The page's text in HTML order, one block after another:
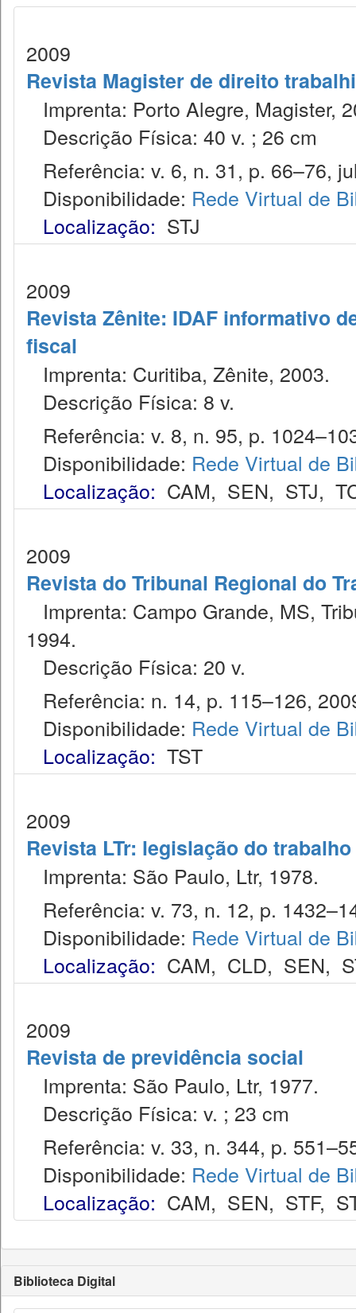
2009
Revista Magister de direito
Imprenta: Porto Alegre, Magister,
Descrição Física: 40 v. ; 26 cm
Referência: v. 6, n. 31, p. 66–76,
Disponibilidade: Rede Virtual de
Localização: STJ
2009
Revista Zênite: IDAF informativo
fiscal
Imprenta: Curitiba, Zênite, 2003.
Descrição Física: 8 v.
Referência: v. 8, n. 95, p.
Disponibilidade: Rede Virtual de
Localização: CAM, SEN, STJ,
2009
Revista do Tribunal Regional do
Imprenta: Campo Grande, MS,
1994.
Descrição Física: 20 v.
Referência: n. 14, p. 115–126,
Disponibilidade: Rede Virtual de
Localização: TST
2009
Revista LTr: legislação do trabalho
Imprenta: São Paulo, Ltr, 1978.
Referência: v. 73, n. 12, p.
Disponibilidade: Rede Virtual de
Localização: CAM, CLD, SEN,
2009
Revista de previdência social
Imprenta: São Paulo, Ltr, 1977.
Descrição Física: v. ; 23 cm
Referência: v. 33, n. 344, p.
Disponibilidade: Rede Virtual de
Localização: CAM, SEN, STF,
Biblioteca Digital